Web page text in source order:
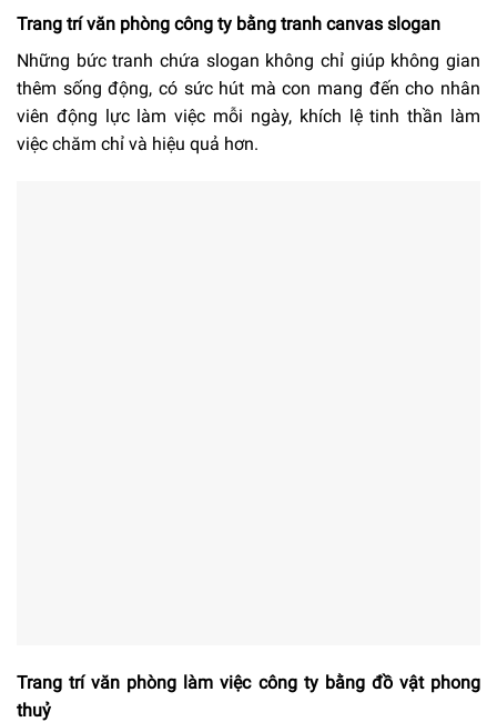
Trang trí văn phòng công ty bằng tranh canvas slogan
Những bức tranh chứa slogan không chỉ giúp không gian
thêm sống động, có sức hút mà con mang đến cho nhân
viên động lực làm việc mỗi ngày, khích lệ tinh thần làm
việc chăm chỉ và hiệu quả hơn.
Trang trí văn phòng làm việc công ty bằng đồ vật phong
thuỷ